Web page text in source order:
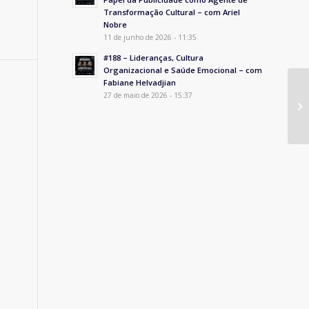
Transformação Cultural – com Ariel
Nobre
11 de junho de 2026 - 11:35
#188 – Lideranças, Cultura
Organizacional e Saúde Emocional – com
Fabiane Helvadjian
27 de maio de 2026 - 15:37